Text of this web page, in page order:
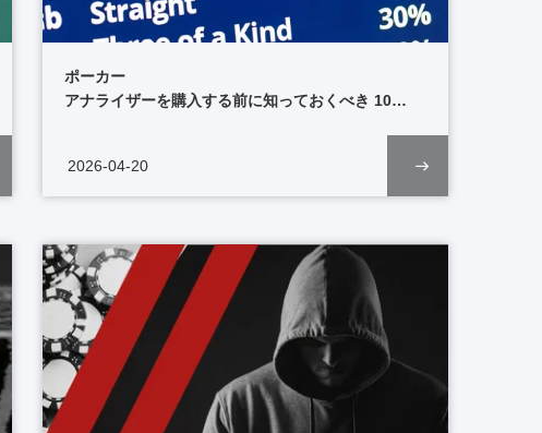
ポーカー
アナライザーを購入する前に知っておくべき 10
2026-04-20